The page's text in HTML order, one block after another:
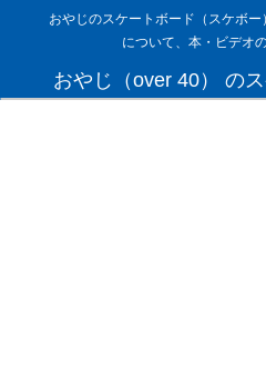
おやじのスケートボード（スケボ
について、本・ビデオ
おやじ（over 40） の